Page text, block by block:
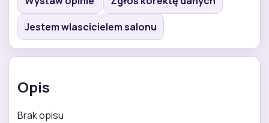
Jestem wlascicielem salonu
Opis
Brak opisu